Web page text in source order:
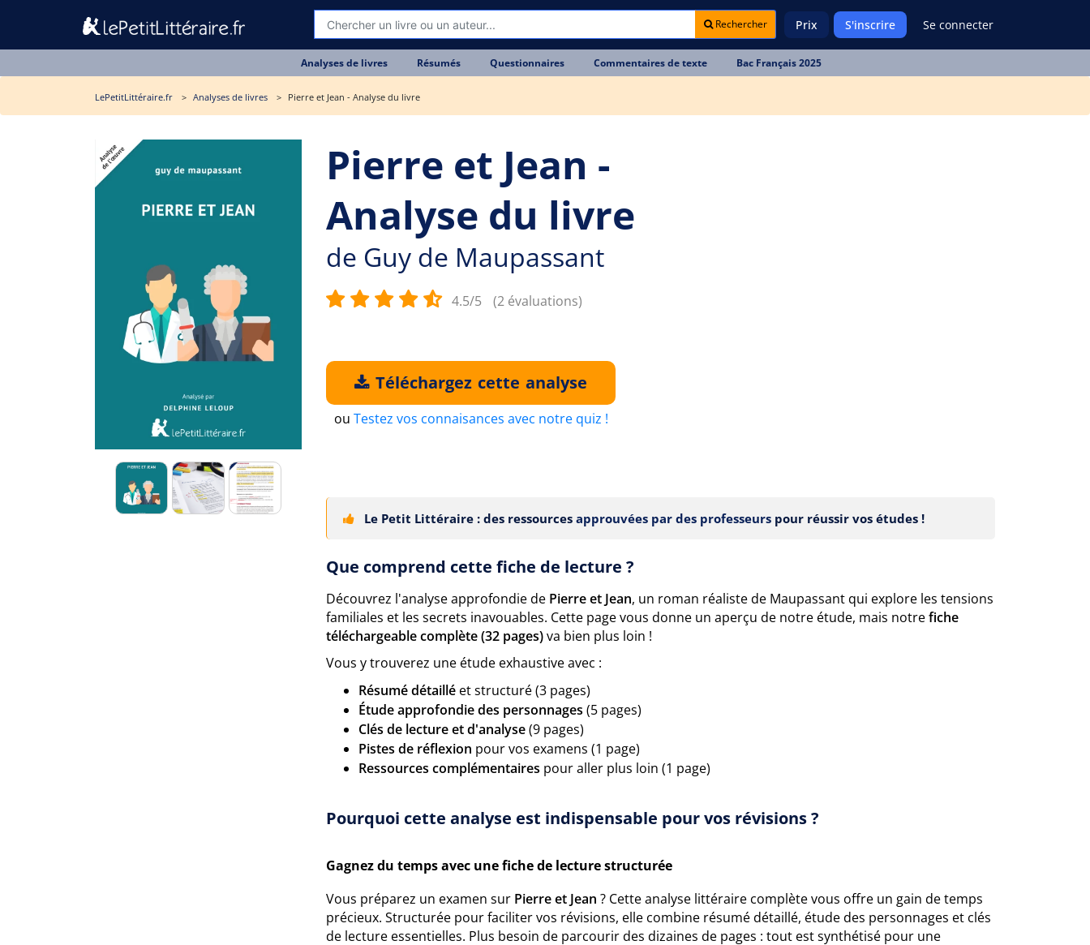
Rechercher Prix S'inscrire Se connecter
Analyses de livres Résumés Questionnaires Commentaires de texte Bac Français 2025
LePetitLittéraire.fr Analyses de livres Pierre et Jean - Analyse du livre
Pierre et Jean -
Analyse du livre
de Guy de Maupassant
4.5/5 (2 évaluations)
Téléchargez cette analyse
ou Testez vos connaisances avec notre quiz !
Le Petit Littéraire : des ressources approuvées par des professeurs pour réussir vos études !
Que comprend cette fiche de lecture ?
Découvrez l'analyse approfondie de Pierre et Jean, un roman réaliste de Maupassant qui explore les tensions
familiales et les secrets inavouables. Cette page vous donne un aperçu de notre étude, mais notrefiche
téléchargeable complète (32 pages)va bien plus loin !
Vous y trouverez une étude exhaustive avec :
Résumé détaillé et structuré (3 pages)
Étude approfondie des personnages (5 pages)
Clés de lecture et d'analyse(9 pages)
Pistes de réflexion pour vos examens (1 page)
Ressources complémentaires pour aller plus loin (1 page)
Pourquoi cette analyse est indispensable pour vos révisions ?
Gagnez du temps avec une fiche de lecture structurée
Vous préparez un examen sur Pierre et Jean ? Cette analyse littéraire complète vous offre un gain de temps
précieux. Structurée pour faciliter vos révisions, elle combine résumé détaillé, étude des personnages et clés
de lecture essentielles. Plus besoin de parcourir des dizaines de pages : tout est synthétisé pour une